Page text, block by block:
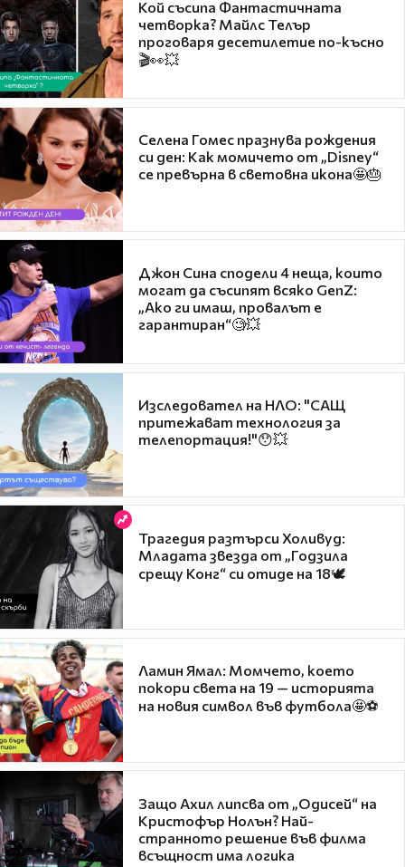
Кой съсипа Фантастичната
четворка? Майлс Телър
проговаря десетилетие по-късно
🎬👀💥
Селена Гомес празнува рождения
си ден: Как момичето от „Disney“
се превърна в световна икона🤩🎂
Джон Сина сподели 4 неща, които
могат да съсипят всяко GenZ:
„Ако ги имаш, провалът е
гарантиран“🧐💥
Изследовател на НЛО: "САЩ
притежават технология за
телепортация!"😯💥
Трагедия разтърси Холивуд:
Младата звезда от „Годзила
срещу Конг“ си отиде на 18🕊️
Ламин Ямал: Момчето, което
покори света на 19 — историята
на новия символ във футбола🤩⚽
Защо Ахил липсва от „Одисей“ на
Кристофър Нолън? Най-
странното решение във филма
всъщност има логика